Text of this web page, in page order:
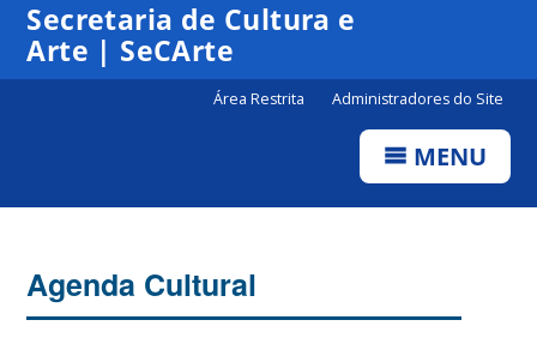
Secretaria de Cultura e
Arte | SeCArte
Área Restrita Administradores do Site
MENU
Agenda Cultural